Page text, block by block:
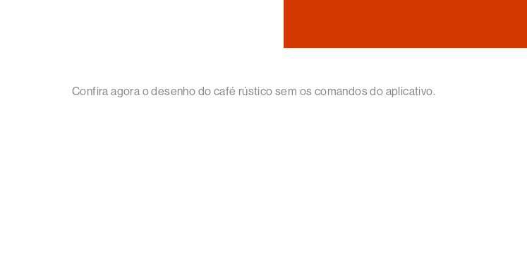
Confira agora o desenho do café rústico sem os comandos do aplicativo.